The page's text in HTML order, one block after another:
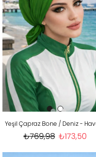
₺173,50
₺769,98